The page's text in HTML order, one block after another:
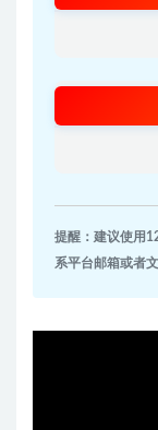
提醒：建议使用
系平台邮箱或者